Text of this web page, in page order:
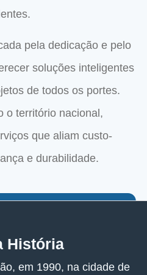
pela dedicação e pelo
soluções inteligentes
de todos os portes.
o território nacional,
que aliam custo-
e durabilidade.
História
em 1990, na cidade de